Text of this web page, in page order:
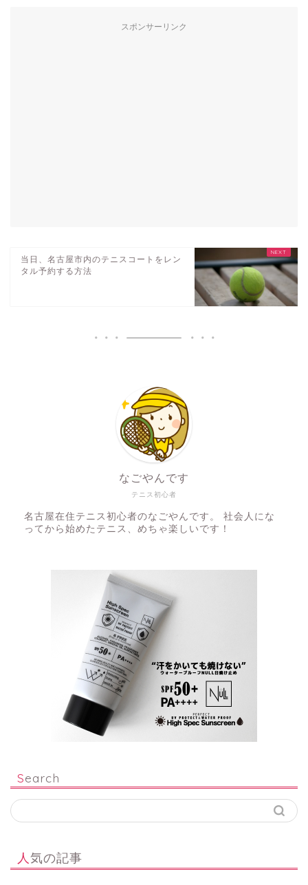
スポンサーリンク
当日、名古屋市内のテニスコートをレン
タル予約する方法
テニス初心者
なごやんです
名古屋在住テニス初心者のなごやんです。 社会人にな
ってから始めたテニス、めちゃ楽しいです！
Search
人気の記事